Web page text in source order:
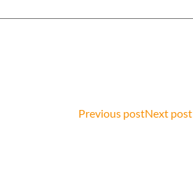
Post
Previous postPost
Next post